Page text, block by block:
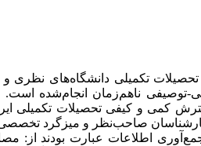
تکمیلی دانشگاه‌های نظری
ناهم‌زمان انجام‌شده است.
کمی و کیفی تحصیلات تکمیلی
صاحب‌نظر و میزگرد تخصصی
اطلاعات عبارت بودند از: